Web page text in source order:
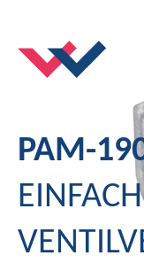
PAM-